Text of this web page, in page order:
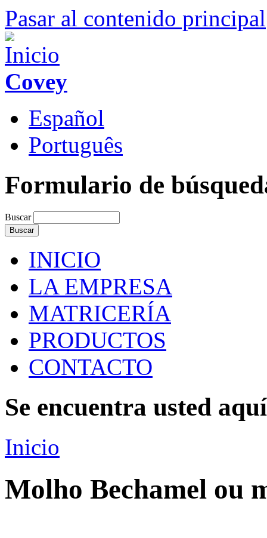
Pasar al contenido principal
Covey
Español
Português
Formulario de
Buscar
INICIO
LA EMPRESA
MATRICERÍA
PRODUCTOS
CONTACTO
Se encuentra usted aquí
Inicio
Molho Bechamel ou